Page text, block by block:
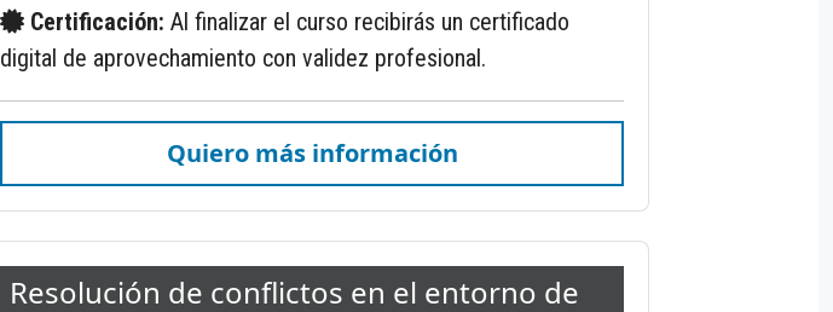
Certificación: Al finalizar el curso recibirás un certificado
digital de aprovechamiento con validez profesional.
Quiero más información
Resolución de conflictos en el entorno de